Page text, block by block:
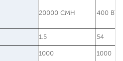
20000 CMH 400
1.5 54
1000 1000